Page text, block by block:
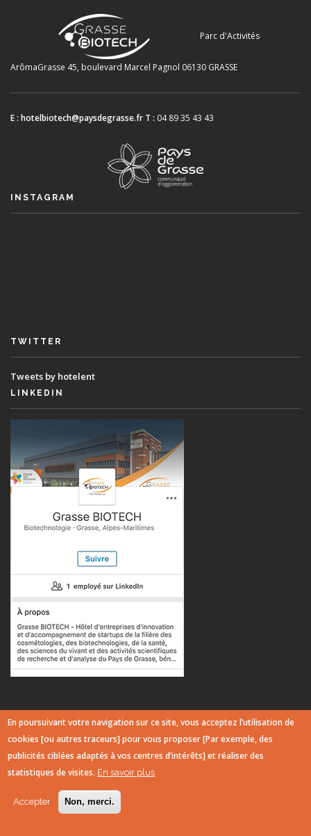
Parc d'Activités
ArômaGrasse 45, boulevard Marcel Pagnol 06130 GRASSE
E : hotelbiotech@paysdegrasse.fr T : 04 89 35 43 43
INSTAGRAM
TWITTER
Tweets by hotelent
LINKEDIN
© Copyright 2017 - Communauté d'Agglomération du Pays de Grasse
Suivez nos réseaux sociaux :
En poursuivant votre navigation sur ce site, vous acceptez l’utilisation de
cookies [ou autres traceurs] pour vous proposer [Par exemple, des
publicités ciblées adaptés à vos centres d’intérêts] et réaliser des
statistiques de visites. En savoir plus
Accepter Non, merci.